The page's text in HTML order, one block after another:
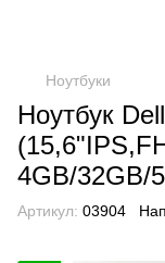
Ноутбуки
Ноутбук
4GB/32GB/
Артикул: 03904